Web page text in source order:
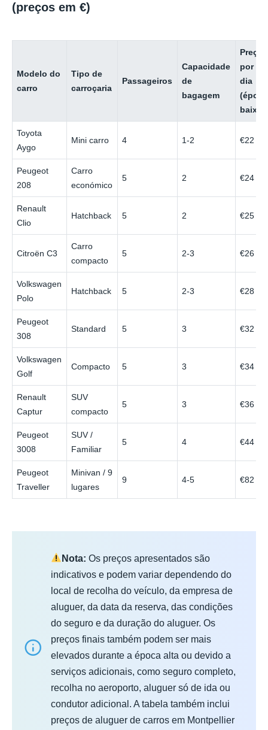
(preços em €)
Modelo do
carro
Tipo de
carroçaria
Passageiros
Capacidade
de
bagagem
Preço
por
dia
(época
baixa)
Toyota
Aygo
Mini carro 4 1-2 €22
Peugeot
208
Carro
económico
5 2 €24
Renault
Clio
Hatchback 5 2 €25
Citroën C3
Carro
compacto
5 2-3 €26
Volkswagen
Polo
Hatchback 5 2-3 €28
Peugeot
308
Standard 5 3 €32
Volkswagen
Golf
Compacto 5 3 €34
Renault
Captur
SUV
compacto
5 3 €36
Peugeot
3008
SUV /
Familiar
5 4 €44
Peugeot
Traveller
Minivan / 9
lugares
9 4-5 €82
Nota: Os preços apresentados são
indicativos e podem variar dependendo do
local de recolha do veículo, da empresa de
aluguer, da data da reserva, das condições
do seguro e da duração do aluguer. Os
preços finais também podem ser mais
elevados durante a época alta ou devido a
serviços adicionais, como seguro completo,
recolha no aeroporto, aluguer só de ida ou
condutor adicional. A tabela também inclui
preços de aluguer de carros em Montpellier